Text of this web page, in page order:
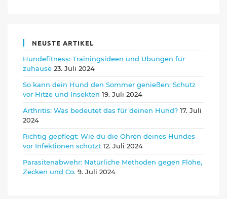
NEUSTE ARTIKEL
Hundefitness: Trainingsideen und Übungen für
zuhause 23. Juli 2024
So kann dein Hund den Sommer genießen: Schutz
vor Hitze und Insekten 19. Juli 2024
Arthritis: Was bedeutet das für deinen Hund? 17. Juli
2024
Richtig gepflegt: Wie du die Ohren deines Hundes
vor Infektionen schützt 12. Juli 2024
Parasitenabwehr: Natürliche Methoden gegen Flöhe,
Zecken und Co. 9. Juli 2024